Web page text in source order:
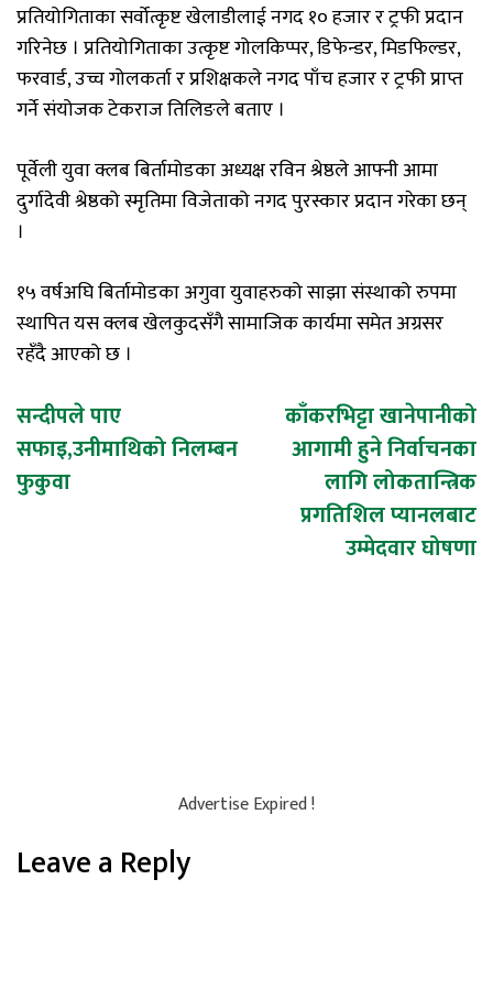
प्रतियोगिताका सर्वोत्कृष्ट खेलाडीलाई नगद १० हजार र ट्रफी प्रदान
गरिनेछ । प्रतियोगिताका उत्कृष्ट गोलकिप्पर, डिफेन्डर, मिडफिल्डर,
फरवार्ड, उच्च गोलकर्ता र प्रशिक्षकले नगद पाँच हजार र ट्रफी प्राप्त
गर्ने संयोजक टेकराज तिलिङले बताए ।
पूर्वेली युवा क्लब बिर्तामोडका अध्यक्ष रविन श्रेष्ठले आफ्नी आमा
दुर्गादेवी श्रेष्ठको स्मृतिमा विजेताको नगद पुरस्कार प्रदान गरेका छन्
।
१५ वर्षअघि बिर्तामोडका अगुवा युवाहरुको साझा संस्थाको रुपमा
स्थापित यस क्लब खेलकुदसँगै सामाजिक कार्यमा समेत अग्रसर
रहँदै आएको छ ।
Post
navigation
सन्दीपले पाए
सफाइ,उनीमाथिको निलम्बन
फुकुवा
काँकरभिट्टा खानेपानीको
आगामी हुने निर्वाचनका
लागि लोकतान्त्रिक
प्रगतिशिल प्यानलबाट
उम्मेदवार घोषणा
Advertise Expired !
Leave a Reply